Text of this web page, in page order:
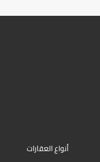
أنواع العقارات